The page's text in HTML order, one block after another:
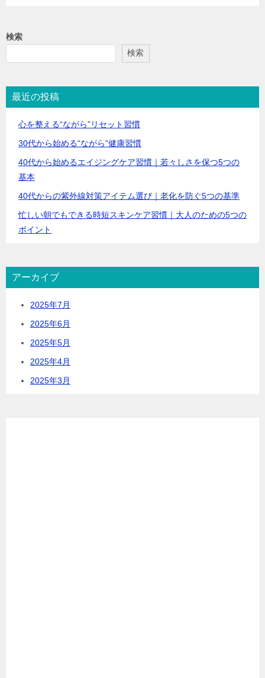
検索
検索
最近の投稿
心を整える“ながら”リセット習慣
30代から始める“ながら”健康習慣
40代から始めるエイジングケア習慣｜若々しさを保つ5つの
基本
40代からの紫外線対策アイテム選び｜老化を防ぐ5つの基準
忙しい朝でもできる時短スキンケア習慣｜大人のための5つの
ポイント
アーカイブ
2025年7月
2025年6月
2025年5月
2025年4月
2025年3月